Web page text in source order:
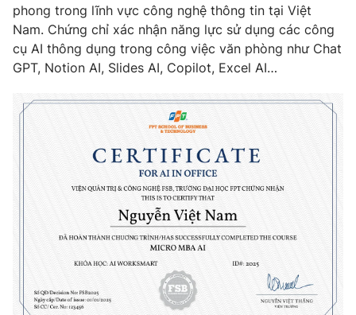
phong trong lĩnh vực công nghệ thông tin tại Việt
Nam. Chứng chỉ xác nhận năng lực sử dụng các công
cụ AI thông dụng trong công việc văn phòng như Chat
GPT, Notion AI, Slides AI, Copilot, Excel AI…